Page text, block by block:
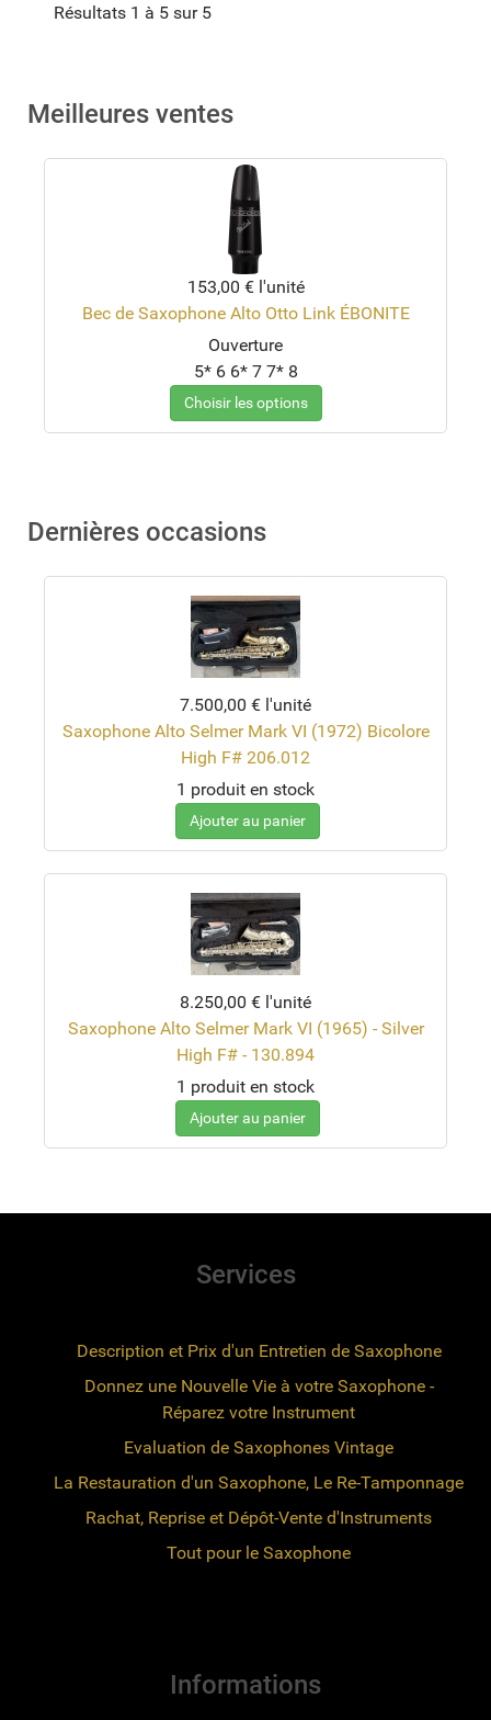
Résultats 1 à 5 sur 5
Meilleures ventes
153,00 € l'unité
Bec de Saxophone Alto Otto Link ÉBONITE
Ouverture
5* 6 6* 7 7* 8
Choisir les options
Dernières occasions
7.500,00 € l'unité
Saxophone Alto Selmer Mark VI (1972) Bicolore
High F# 206.012
1 produit en stock
Ajouter au panier
8.250,00 € l'unité
Saxophone Alto Selmer Mark VI (1965) - Silver
High F# - 130.894
1 produit en stock
Ajouter au panier
Services
Description et Prix d'un Entretien de Saxophone
Donnez une Nouvelle Vie à votre Saxophone -
Réparez votre Instrument
Evaluation de Saxophones Vintage
La Restauration d'un Saxophone, Le Re-Tamponnage
Rachat, Reprise et Dépôt-Vente d'Instruments
Tout pour le Saxophone
Informations